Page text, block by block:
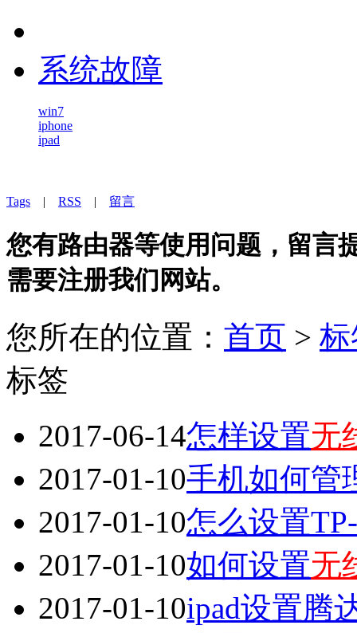
系统故障
win7
iphone
ipad
Tags | RSS | 留言
您有路由器等使用问题，留言
需要注册我们网站。
您所在的位置： 首页 >
标签
2017-06-14怎样设置无
2017-01-10手机如何管
2017-01-10怎么设置
2017-01-10如何设置无
2017-01-10ipad设置腾